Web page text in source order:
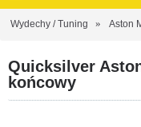
Wydechy / Tuning Aston
Quicksilver
końcowy